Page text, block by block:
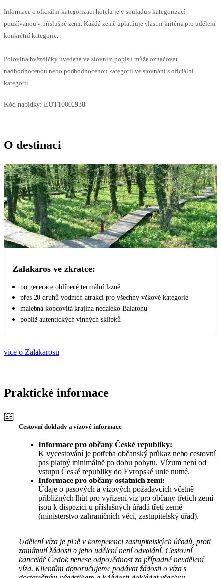
Informace o oficiální kategorizaci hotelu je v souladu s kategorizací
používanou v příslušné zemi. Každá země uplatňuje vlastní kritéria pro udělení
konkrétní kategorie.
Polovina hvězdičky uvedená ve slovním popisu může označovat
nadhodnocenou nebo podhodnocenou kategorii ve srovnání s oficiální
kategorií.
Kód nabídky: EUT10002938
O destinaci
Zalakaros ve zkratce:
po generace oblíbené termální lázně
přes 20 druhů vodních atrakcí pro všechny věkové kategorie
malebná kopcovitá krajina nedaleko Balatonu
poblíž autentických vinných sklípků
více o Zalakarosu
Praktické informace
Cestovní doklady a vízové informace
Informace pro občany České republiky:
K vycestování je potřeba občanský průkaz nebo cestovní
pas platný minimálně po dobu pobytu. Vízum není od
vstupu České republiky do Evropské unie nutné.
Informace pro občany ostatních zemí:
Údaje o pasových a vízových požadavcích včetně
přibližných lhůt pro vyřízení víz pro občany třetích zemí
jsou k dispozici u příslušných úřadů třetí země
(ministerstvo zahraničních věcí, zastupitelský úřad).
Udělení víza je plně v kompetenci zastupitelských úřadů, proti
zamítnutí žádosti o jeho udělení není odvolání. Cestovní
kancelář Čedok nenese odpovědnost za případné neudělení
víza. Klientům doporučujeme podávat žádosti o víza s